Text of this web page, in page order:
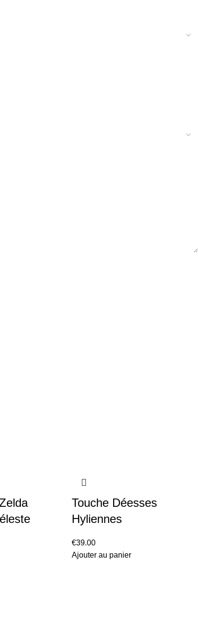
Touche Déesses
Hyliennes
€39.00
Ajouter au panier